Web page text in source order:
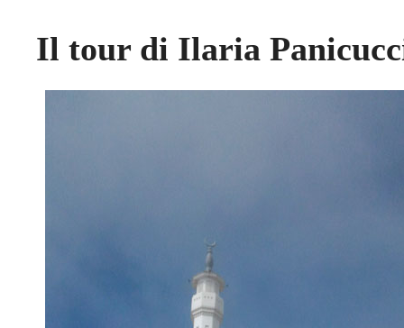
Il tour di Ilaria